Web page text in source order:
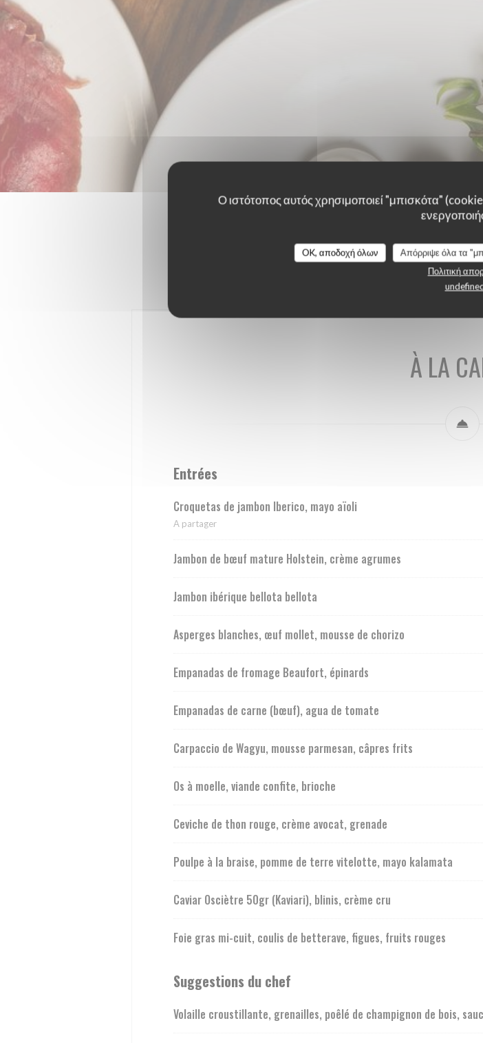
Ο ιστότοπος αυτός χρησιμοποιεί "μπισκότα"
OK, αποδοχή όλων Απόρριψε όλα τα
Πολιτική
À LA CARTE
À LA
Entrées
Croquetas de jambon Iberico, mayo aïoli
A partager
Jambon de bœuf mature Holstein, crème agrumes
Jambon ibérique bellota bellota
Asperges blanches, œuf mollet, mousse de chorizo
Empanadas de fromage Beaufort, épinards
Empanadas de carne (bœuf), agua de tomate
Carpaccio de Wagyu, mousse parmesan, câpres frits
Os à moelle, viande confite, brioche
Ceviche de thon rouge, crème avocat, grenade
Poulpe à la braise, pomme de terre vitelotte, mayo kalamata
Caviar Osciètre 50gr (Kaviari), blinis, crème cru
Foie gras mi-cuit, coulis de betterave, figues, fruits rouges
Suggestions du chef
Volaille croustillante, grenailles, poêlé de champignon de bois,